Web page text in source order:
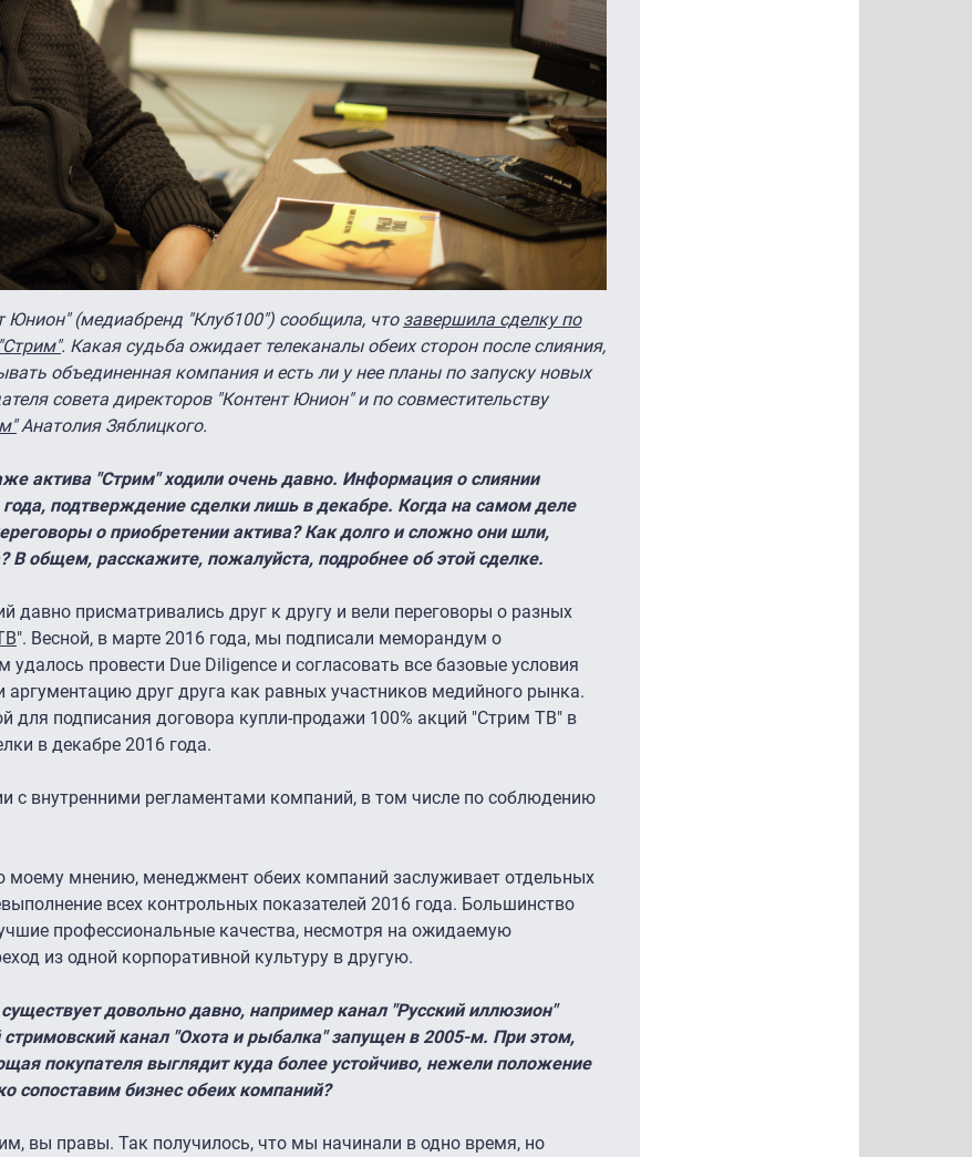
Юнион" (медиабренд "Клуб100") сообщила, что завершила сделку по
. Какая судьба ожидает телеканалы обеих сторон после слияния,
объединенная компания и есть ли у нее планы по запуску новых
совета директоров "Контент Юнион" и по совместительству
Анатолия Зяблицкого.
актива "Стрим" ходили очень давно. Информация о слиянии
подтверждение сделки лишь в декабре. Когда на самом деле
о приобретении актива? Как долго и сложно они шли,
В общем, расскажите, пожалуйста, подробнее об этой сделке.
давно присматривались друг к другу и вели переговоры о разных
". Весной, в марте 2016 года, мы подписали меморандум о
провести Due Diligence и согласовать все базовые условия
аргументацию друг друга как равных участников медийного рынка.
для подписания договора купли-продажи 100% акций "Стрим ТВ" в
в декабре 2016 года.
с внутренними регламентами компаний, в том числе по соблюдению
моему мнению, менеджмент обеих компаний заслуживает отдельных
всех контрольных показателей 2016 года. Большинство
профессиональные качества, несмотря на ожидаемую
из одной корпоративной культуру в другую.
довольно давно, например канал "Русский иллюзион"
канал "Охота и рыбалка" запущен в 2005-м. При этом,
покупателя выглядит куда более устойчиво, нежели положение
сопоставим бизнес обеих компаний?
вы правы. Так получилось, что мы начинали в одно время, но